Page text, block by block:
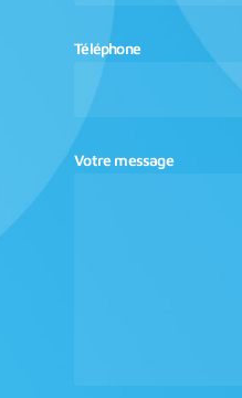
Téléphone
Votre message